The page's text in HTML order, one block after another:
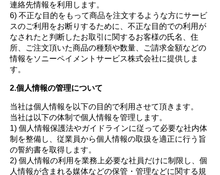
連絡先情報を利用します。
6) 不正な目的をもって商品を注文するような方にサービ
スのご利用をお断りするために、不正な目的での利用が
なされたと判断したお取引に関するお客様の氏名、住
所、ご注文頂いた商品の種類や数量、ご請求金額などの
情報をソニーペイメントサービス株式会社に提供しま
す。
2.個人情報の管理について
当社は個人情報を以下の目的で利用させて頂きます。
当社は以下の体制で個人情報を管理します。
1) 個人情報保護法やガイドラインに従って必要な社内体
制を整備し、従業員から個人情報の取扱を適正に行う旨
の誓約書を取得します。
2) 個人情報の利用を業務上必要な社員だけに制限し、個
人情報が含まれる媒体などの保管・管理などに関する規